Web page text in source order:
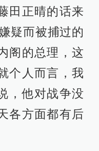
田正晴的话来
疑而被捕过的
阁的总理，这
个人而言，我
，他对战争没
各方面都有后